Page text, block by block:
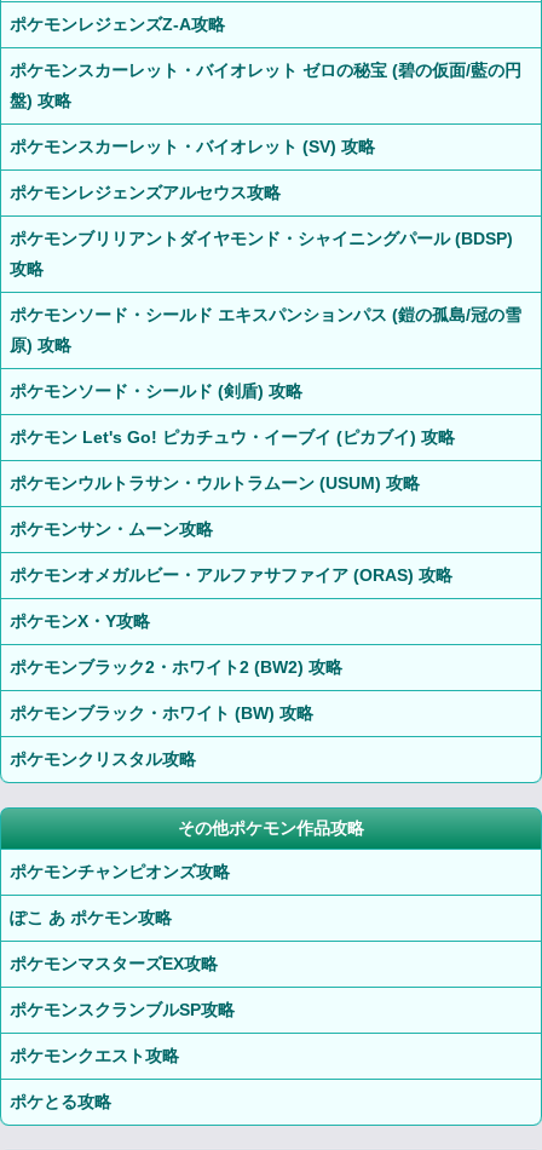
ポケモンレジェンズZ-A攻略
ポケモンスカーレット・バイオレット ゼロの秘宝 (碧の仮面/藍の円
盤) 攻略
ポケモンスカーレット・バイオレット (SV) 攻略
ポケモンレジェンズアルセウス攻略
ポケモンブリリアントダイヤモンド・シャイニングパール (BDSP)
攻略
ポケモンソード・シールド エキスパンションパス (鎧の孤島/冠の雪
原) 攻略
ポケモンソード・シールド (剣盾) 攻略
ポケモン Let's Go! ピカチュウ・イーブイ (ピカブイ) 攻略
ポケモンウルトラサン・ウルトラムーン (USUM) 攻略
ポケモンサン・ムーン攻略
ポケモンオメガルビー・アルファサファイア (ORAS) 攻略
ポケモンX・Y攻略
ポケモンブラック2・ホワイト2 (BW2) 攻略
ポケモンブラック・ホワイト (BW) 攻略
ポケモンクリスタル攻略
その他ポケモン作品攻略
ポケモンチャンピオンズ攻略
ぽこ あ ポケモン攻略
ポケモンマスターズEX攻略
ポケモンスクランブルSP攻略
ポケモンクエスト攻略
ポケとる攻略